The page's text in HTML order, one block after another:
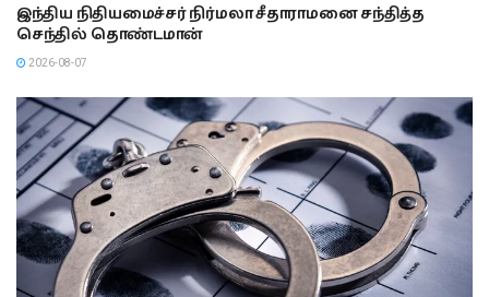
இந்திய நிதியமைச்சர் நிர்மலா சீதாராமனை சந்தித்த
செந்தில் தொண்டமான்
2026-08-07